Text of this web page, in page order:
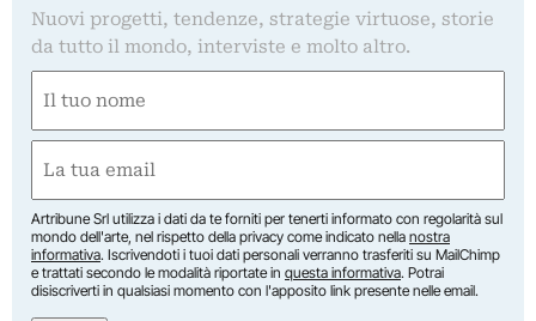
Nuovi progetti, tendenze, strategie virtuose, storie
da tutto il mondo, interviste e molto altro.
(Obbligatorio)
Nome
(Obbligatorio)
Artribune Srl utilizza i dati da te forniti per tenerti informato con regolarità sul
mondo dell'arte, nel rispetto della privacy come indicato nella nostra
informativa. Iscrivendoti i tuoi dati personali verranno trasferiti su MailChimp
e trattati secondo le modalità riportate in questa informativa. Potrai
disiscriverti in qualsiasi momento con l'apposito link presente nelle email.